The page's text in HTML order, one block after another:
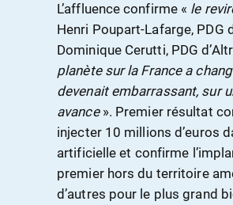
L’affluence confirme « le
Henri Poupart-Lafarge, PDG
Dominique Cerutti, PDG
planète sur la France a
devenait embarrassant, sur
avance». Premier résultat
injecter 10 millions d’euros
artificielle et confirme
premier hors du territoire
d’autres pour le plus grand